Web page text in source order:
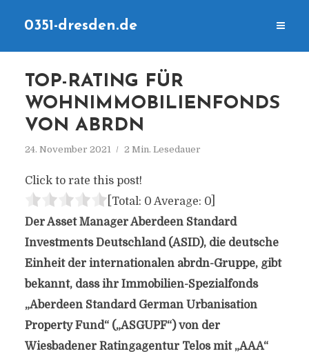
0351-dresden.de
TOP-RATING FÜR
WOHNIMMOBILIENFONDS
VON ABRDN
24. November 2021 2 Min. Lesedauer
Click to rate this post!
[Total: 0 Average: 0]
Der Asset Manager Aberdeen Standard
Investments Deutschland (ASID), die deutsche
Einheit der internationalen abrdn-Gruppe, gibt
bekannt, dass ihr Immobilien-Spezialfonds
„Aberdeen Standard German Urbanisation
Property Fund“ („ASGUPF“) von der
Wiesbadener Ratingagentur Telos mit „AAA“